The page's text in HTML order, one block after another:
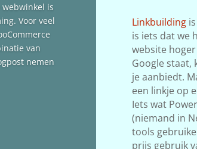
is
Voor veel
van
nemen
Linkbuildingis
is iets dat we
website
Google staat,
je aanbiedt.
een linkje op
Iets wat
(niemand in
tools
prijs gebruik